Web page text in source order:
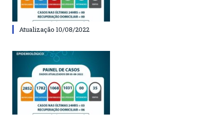
Atualização 10/08/2022